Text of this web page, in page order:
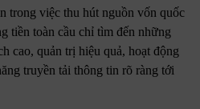
trong việc thu hút nguồn vốn quốc
tiền toàn cầu chỉ tìm đến những
cao, quản trị hiệu quả, hoạt động
truyền tải thông tin rõ ràng tới